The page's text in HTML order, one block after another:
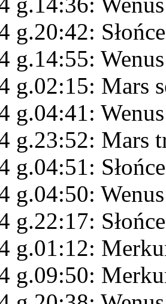
g.20:42:
g.14:55:
g.02:15: Mars
g.04:41:
g.23:52: Mars
g.04:51:
g.04:50:
g.22:17:
g.01:12:
g.09:50: